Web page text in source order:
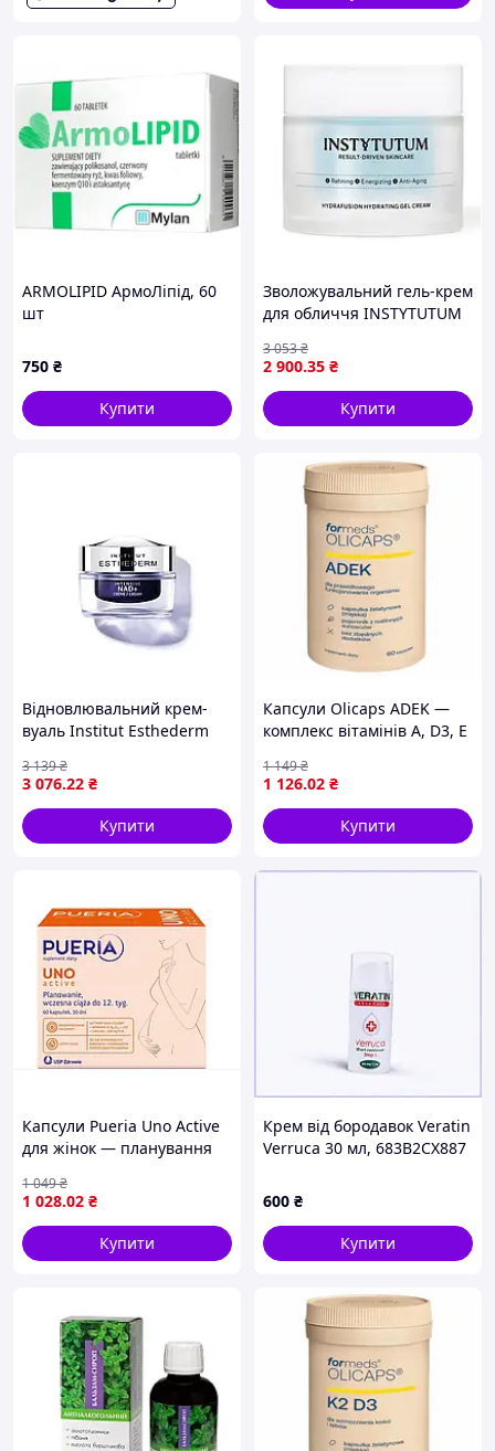
ARMOLIPID АрмоЛіпід, 60
шт
750 ₴
Купити
Зволожувальний гель-крем
для обличчя INSTYTUTUM
Cream з 4 видами
гіалуронової кислоти, 50
мл
2 900.35 ₴
3 053₴
Купити
Відновлювальний крем-
вуаль Institut Esthederm
шкіри, 50 мл
3 076.22 ₴
3 139₴
Купити
Капсули Olicaps ADEK —
комплекс вітамінів A, D3, E
та серця, 60 шт
1 126.02 ₴
1 149₴
Купити
Капсули Pueria Uno Active
для жінок — планування
шт
1 028.02 ₴
1 049₴
Купити
Крем від бородавок Veratin
Verruca 30 мл, 683B2CX887
600 ₴
Купити